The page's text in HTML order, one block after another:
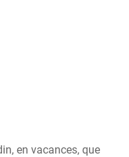
en vacances, que